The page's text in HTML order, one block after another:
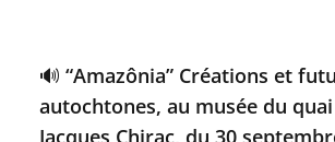
🔊 “Amazônia” Créations et
autochtones, au musée du
Jacques Chirac, du 30